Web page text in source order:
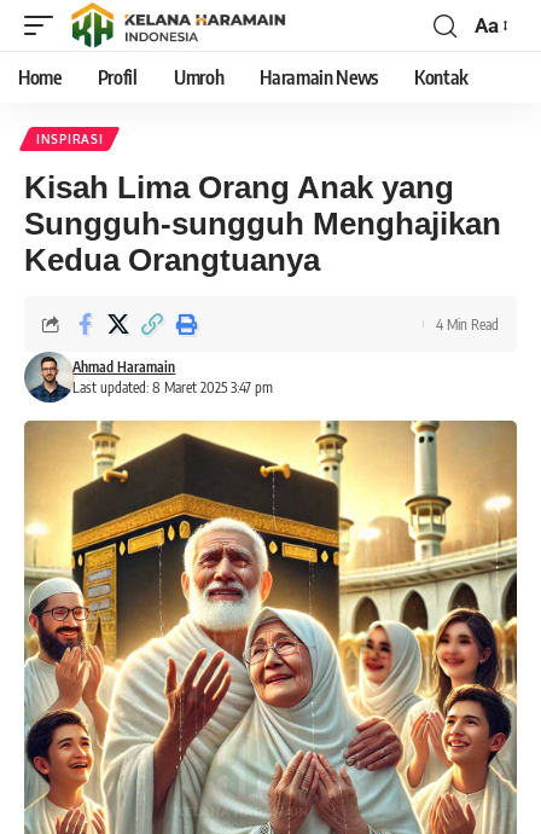
Aa
Home Profil Umroh Haramain News Kontak
INSPIRASI
Kisah Lima Orang Anak yang
Sungguh-sungguh Menghajikan
Kedua Orangtuanya
Last updated: 8 Maret 2025 3:47 pm
Ahmad Haramain
4 Min Read